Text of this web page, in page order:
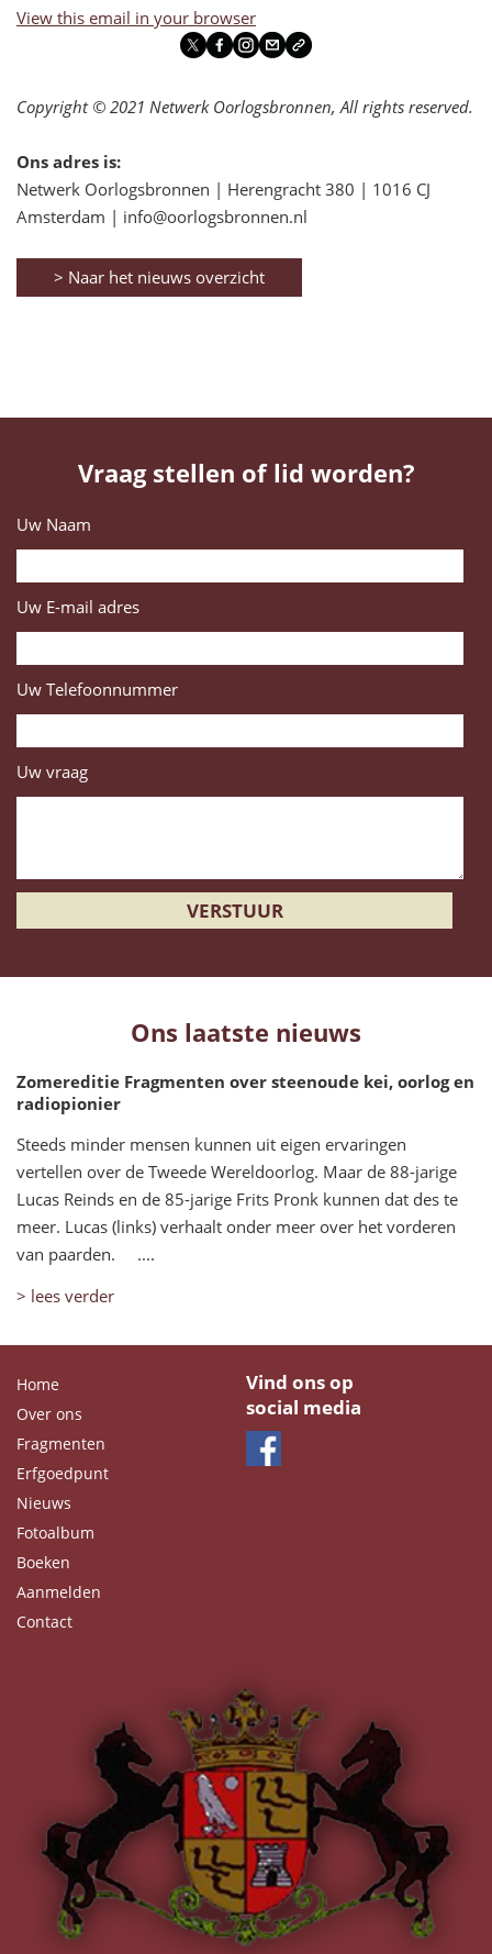
View this email in your browser
Copyright © 2021 Netwerk Oorlogsbronnen, All rights reserved.
Ons adres is:
Netwerk Oorlogsbronnen | Herengracht 380 | 1016 CJ
Amsterdam | info@oorlogsbronnen.nl
> Naar het nieuws overzicht
Vraag stellen of lid worden?
Uw Naam
Uw E-mail adres
Uw Telefoonnummer
Uw vraag
Ons laatste nieuws
Zomereditie Fragmenten over steenoude kei, oorlog en
radiopionier
Steeds minder mensen kunnen uit eigen ervaringen
vertellen over de Tweede Wereldoorlog. Maar de 88-jarige
Lucas Reinds en de 85-jarige Frits Pronk kunnen dat des te
meer. Lucas (links) verhaalt onder meer over het vorderen
van paarden. ....
> lees verder
Home
Over ons
Fragmenten
Erfgoedpunt
Nieuws
Fotoalbum
Boeken
Aanmelden
Contact
Vind ons op
social media